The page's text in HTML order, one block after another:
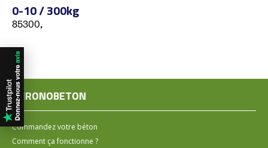
0-10 / 300kg
85300,
CHRONOBETON
Commandez votre béton
Comment ça fonctionne ?